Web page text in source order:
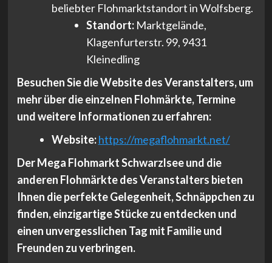
beliebter Flohmarktstandort in Wolfsberg.
Standort:Marktgelände,
Klagenfurterstr. 99, 9431
Kleinedling
Besuchen Sie die Website des Veranstalters, um
mehr über die einzelnen Flohmärkte, Termine
und weitere Informationen zu erfahren:
Website: https://megaflohmarkt.net/
Der Mega Flohmarkt Schwarzlsee und die
anderen Flohmärkte des Veranstalters bieten
Ihnen die perfekte Gelegenheit, Schnäppchen zu
finden, einzigartige Stücke zu entdecken und
einen unvergesslichen Tag mit Familie und
Freunden zu verbringen.